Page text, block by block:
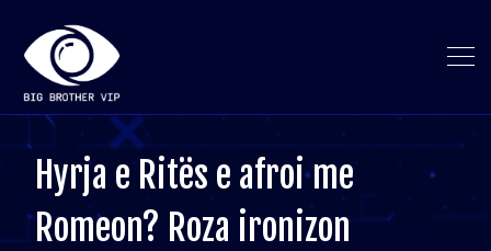
Hyrja e Ritës e afroi me
Romeon? Roza ironizon